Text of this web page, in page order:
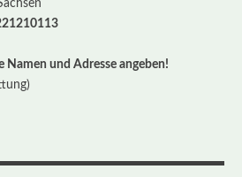
und Adresse angeben!